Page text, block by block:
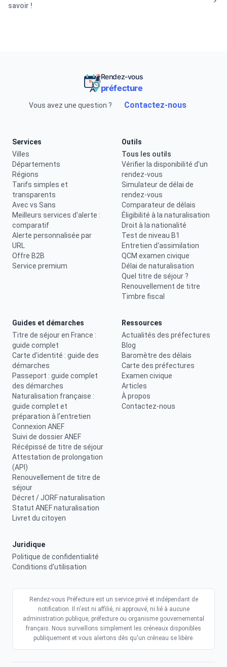
savoir !
Rendez-vous
préfecture
Vous avez une question ? Contactez-nous
Services
Villes
Départements
Régions
Tarifs simples et
transparents
Avec vs Sans
Meilleurs services d'alerte :
comparatif
Alerte personnalisée par
URL
Offre B2B
Service premium
Outils
Tous les outils
Vérifier la disponibilité d'un
rendez-vous
Simulateur de délai de
rendez-vous
Comparateur de délais
Éligibilité à la naturalisation
Droit à la nationalité
Test de niveau B1
Entretien d'assimilation
QCM examen civique
Délai de naturalisation
Quel titre de séjour ?
Renouvellement de titre
Timbre fiscal
Guides et démarches
Titre de séjour en France :
guide complet
Carte d'identité : guide des
démarches
Passeport : guide complet
des démarches
Naturalisation française :
guide complet et
préparation à l'entretien
Connexion ANEF
Suivi de dossier ANEF
Récépissé de titre de séjour
Attestation de prolongation
(API)
Renouvellement de titre de
séjour
Décret / JORF naturalisation
Statut ANEF naturalisation
Livret du citoyen
Ressources
Actualités des préfectures
Blog
Baromètre des délais
Carte des préfectures
Examen civique
Articles
À propos
Contactez-nous
Juridique
Politique de confidentialité
Conditions d'utilisation
Rendez-vous Préfecture est un service privé et indépendant de
notification. Il n'est ni affilié, ni approuvé, ni lié à aucune
administration publique, préfecture ou organisme gouvernemental
français. Nous surveillons simplement les créneaux disponibles
publiquement et vous alertons dès qu'un créneau se libère.